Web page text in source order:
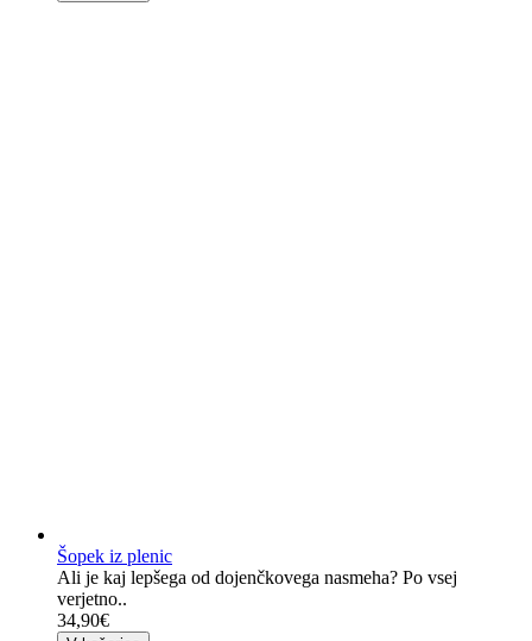
Šopek iz plenic
Ali je kaj lepšega od dojenčkovega nasmeha? Po vsej
verjetno..
34,90€